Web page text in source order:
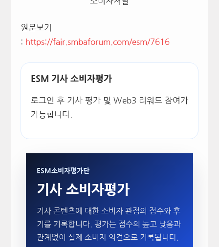
원문보기
: https://fair.smbaforum.com/esm/7616
ESM 기사 소비자평가
로그인 후 기사 평가 및 Web3 리워드 참여가
가능합니다.
ESM소비자평가단
기사 소비자평가
기사 콘텐츠에 대한 소비자 관점의 점수와 후
기를 기록합니다. 평가는 점수의 높고 낮음과
관계없이 실제 소비자 의견으로 기록됩니다.